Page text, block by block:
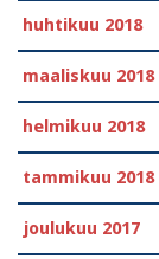
huhtikuu 2018
maaliskuu 2018
helmikuu 2018
tammikuu 2018
joulukuu 2017